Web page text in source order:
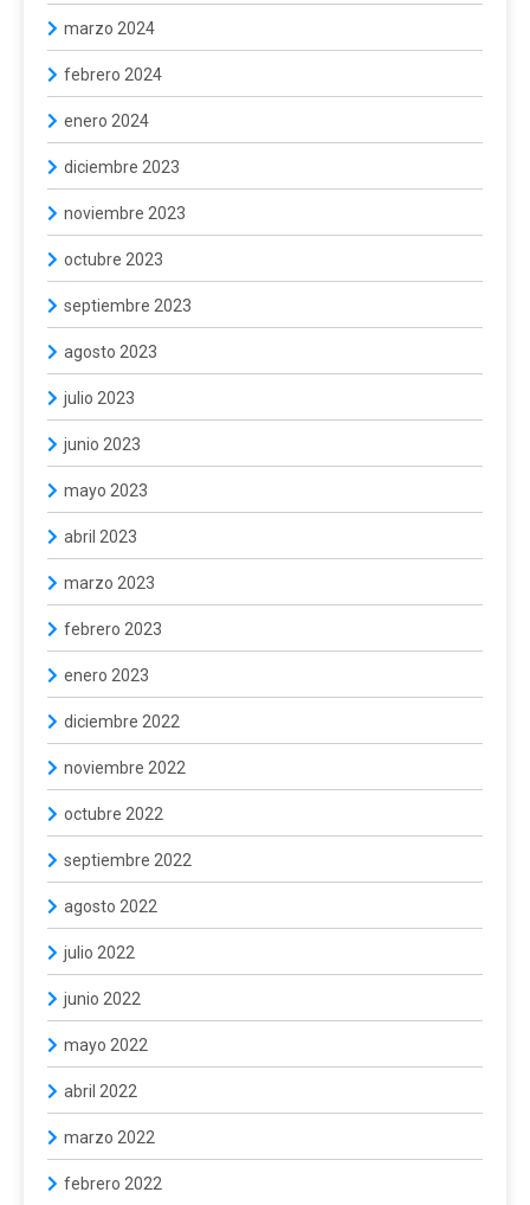
marzo 2024
febrero 2024
enero 2024
diciembre 2023
noviembre 2023
octubre 2023
septiembre 2023
agosto 2023
julio 2023
junio 2023
mayo 2023
abril 2023
marzo 2023
febrero 2023
enero 2023
diciembre 2022
noviembre 2022
octubre 2022
septiembre 2022
agosto 2022
julio 2022
junio 2022
mayo 2022
abril 2022
marzo 2022
febrero 2022